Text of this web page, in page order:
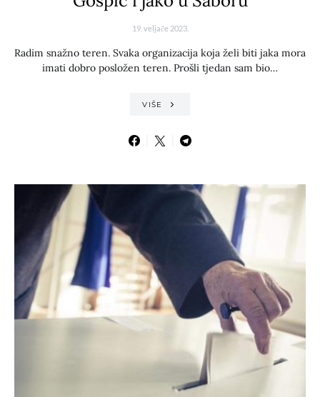
19. veljače 2023.
Radim snažno teren. Svaka organizacija koja želi biti jaka mora
imati dobro posložen teren. Prošli tjedan sam bio…
VIŠE